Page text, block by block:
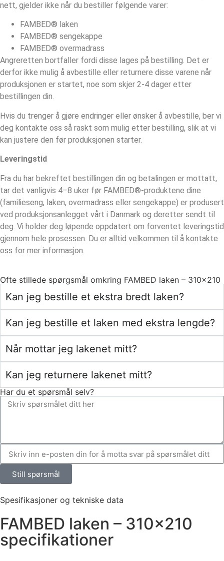
nett, gjelder ikke når du bestiller følgende varer:
FAMBED® laken
FAMBED® sengekappe
FAMBED® overmadrass
Angreretten bortfaller fordi disse lages på bestilling. Det er
derfor ikke mulig å avbestille eller returnere disse varene når
produksjonen er startet, noe som skjer 2-4 dager etter
bestillingen din.
Hvis du trenger å gjøre endringer eller ønsker å avbestille, ber vi
deg kontakte oss så raskt som mulig etter bestilling, slik at vi
kan justere den før produksjonen starter.
Leveringstid
Fra du har bekreftet bestillingen din og betalingen er mottatt,
tar det vanligvis 4–8 uker før FAMBED®-produktene dine
(familieseng, laken, overmadrass eller sengekappe) er produsert
ved produksjonsanlegget vårt i Danmark og deretter sendt til
deg. Vi holder deg løpende oppdatert om forventet leveringstid
gjennom hele prosessen. Du er alltid velkommen til å kontakte
oss for mer informasjon.
Ofte stillede spørgsmål omkring FAMBED laken – 310×210
Kan jeg bestille et ekstra bredt laken?
Kan jeg bestille et laken med ekstra lengde?
Når mottar jeg lakenet mitt?
Kan jeg returnere lakenet mitt?
Har du et spørsmål selv?
Still spørsmål
Spesifikasjoner og tekniske data
FAMBED laken – 310×210
specifikationer